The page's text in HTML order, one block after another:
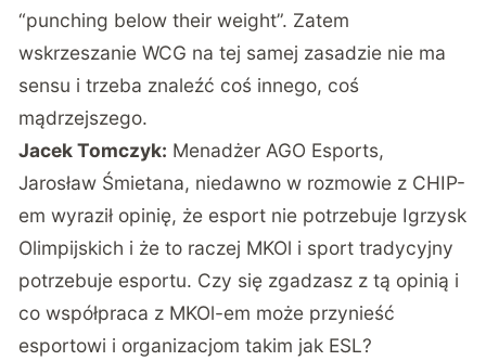
“punching below their weight”. Zatem
wskrzeszanie WCG na tej samej zasadzie nie ma
sensu i trzeba znaleźć coś innego, coś
mądrzejszego.
Jacek Tomczyk: Menadżer AGO Esports,
Jarosław Śmietana, niedawno w rozmowie z CHIP-
em wyraził opinię, że esport nie potrzebuje Igrzysk
Olimpijskich i że to raczej MKOl i sport tradycyjny
potrzebuje esportu. Czy się zgadzasz z tą opinią i
co współpraca z MKOl-em może przynieść
esportowi i organizacjom takim jak ESL?